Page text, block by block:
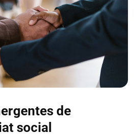
de
social